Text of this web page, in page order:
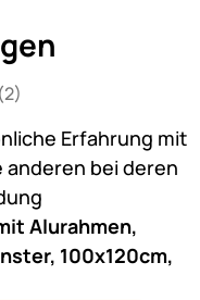
5 (2 Bewertungen)
Erfahrung mit
anderen bei deren
Alurahmen,
100x120cm,